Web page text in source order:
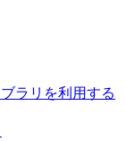
ラリを利用する